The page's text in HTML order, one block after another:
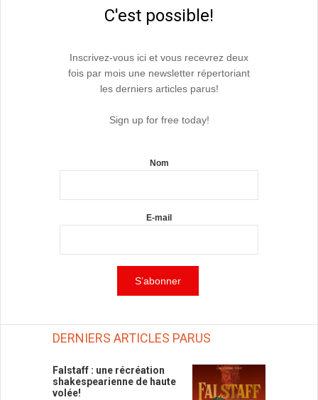
C'est possible!
Inscrivez-vous ici et vous recevrez deux
fois par mois une newsletter répertoriant
les derniers articles parus!
Sign up for free today!
Nom
E-mail
DERNIERS ARTICLES PARUS
Falstaff : une récréation
shakespearienne de haute
volée!